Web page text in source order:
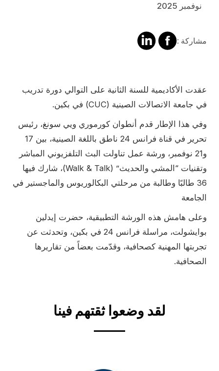
نوفمبر 2025
مشاركة :مشاركة
على
مشالرة
على
Contenu
عقدت الأكاديمية للسنة الثانية على التوالي دورة تدريب
في جامعة الاتصالات الصينية (CUC) في بكين.
وفي هذا الإطار قدم أنطوان كورموري ويي سونغ، رئيس
تحرير في قناة فرانس 24 ناطق باللغة الصينية، بين 17
و21 نوفمبر، ورشة عمل تناولت البث التلفزيوني المباشر
وتقنيات “المشي والحديث” (Walk & Talk)، شارك فيها
36 طالبًا وطالبة من مرحلتي البكالوريوس والماجستير في
الجامعة
وعلى هامش هذه الورشة التطبيقية، حضرت إيدلين
بوايشولت، مراسلة فرانس 24 في بكين، وتحدثت عن
تجربتها المهنية كصحافية، وقدّمت بعضاً من تقاريرها
الصحافية.
لقد وضعوا ثقتهم فينا